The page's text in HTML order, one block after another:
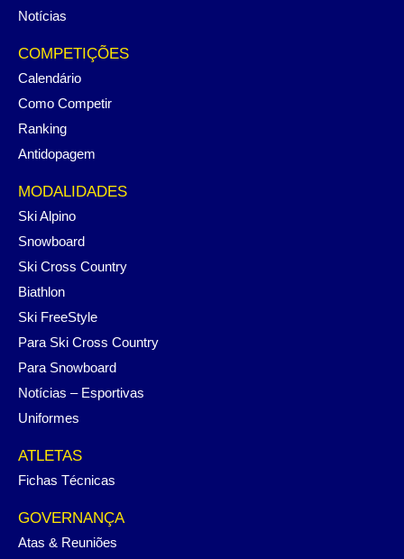
Notícias
COMPETIÇÕES
Calendário
Como Competir
Ranking
Antidopagem
MODALIDADES
Ski Alpino
Snowboard
Ski Cross Country
Biathlon
Ski FreeStyle
Para Ski Cross Country
Para Snowboard
Notícias – Esportivas
Uniformes
ATLETAS
Fichas Técnicas
GOVERNANÇA
Atas & Reuniões